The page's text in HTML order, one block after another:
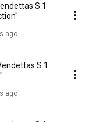
S.1
ago
S.1
ago